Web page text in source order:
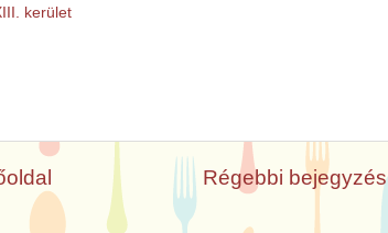
kerület
Régebbi bejegyzés